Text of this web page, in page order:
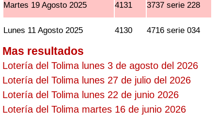
Martes 19 Agosto 2025 4131 3737 serie 228
Lunes 11 Agosto 2025 4130 4716 serie 034
Mas resultados
Lotería del Tolima lunes 3 de agosto del 2026
Lotería del Tolima lunes 27 de julio del 2026
Lotería del Tolima lunes 22 de junio 2026
Lotería del Tolima martes 16 de junio 2026